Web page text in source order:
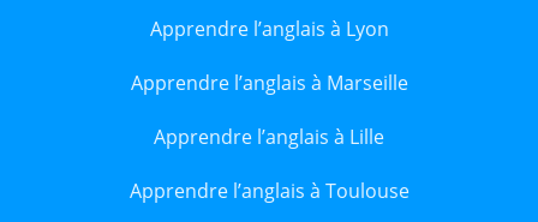
Apprendre l’anglais à Lyon
Apprendre l’anglais à Marseille
Apprendre l’anglais à Lille
Apprendre l’anglais à Toulouse